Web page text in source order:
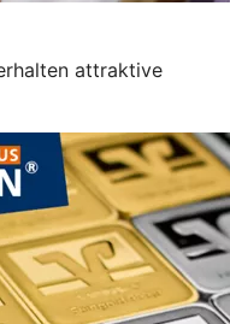
attraktive